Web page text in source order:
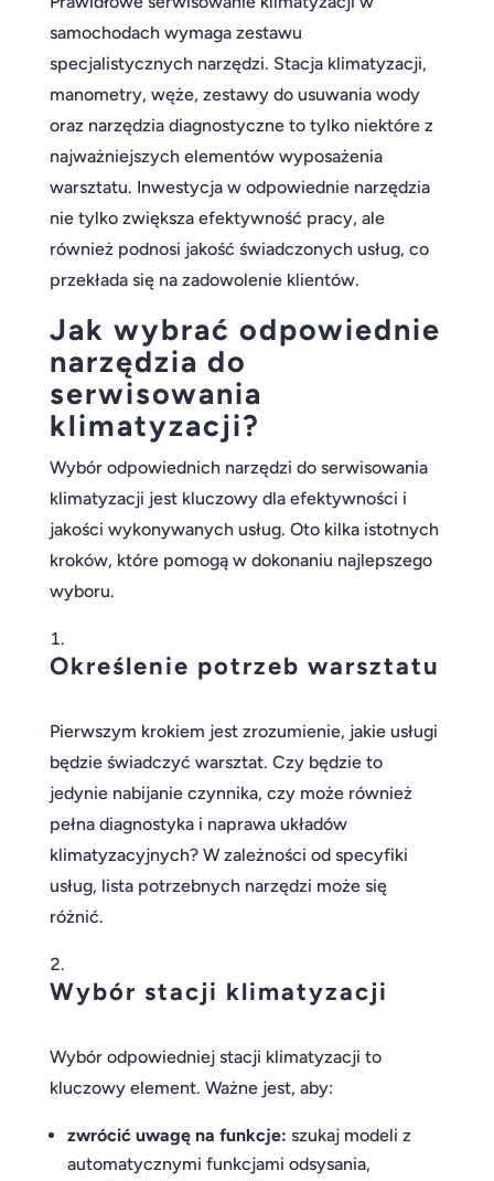
samochodach wymaga zestawu
specjalistycznych narzędzi. Stacja klimatyzacji,
manometry, węże, zestawy do usuwania wody
oraz narzędzia diagnostyczne to tylko niektóre z
najważniejszych elementów wyposażenia
warsztatu. Inwestycja w odpowiednie narzędzia
nie tylko zwiększa efektywność pracy, ale
również podnosi jakość świadczonych usług, co
przekłada się na zadowolenie klientów.
Jak wybrać odpowiednie
narzędzia do
serwisowania
klimatyzacji?
Wybór odpowiednich narzędzi do serwisowania
klimatyzacji jest kluczowy dla efektywności i
jakości wykonywanych usług. Oto kilka istotnych
kroków, które pomogą w dokonaniu najlepszego
wyboru.
Określenie potrzeb warsztatu
Pierwszym krokiem jest zrozumienie, jakie usługi
będzie świadczyć warsztat. Czy będzie to
jedynie nabijanie czynnika, czy może również
pełna diagnostyka i naprawa układów
klimatyzacyjnych? W zależności od specyfiki
usług, lista potrzebnych narzędzi może się
różnić.
Wybór stacji klimatyzacji
Wybór odpowiedniej stacji klimatyzacji to
kluczowy element. Ważne jest, aby:
zwrócić uwagę na funkcje: szukaj modeli z
automatycznymi funkcjami odsysania,